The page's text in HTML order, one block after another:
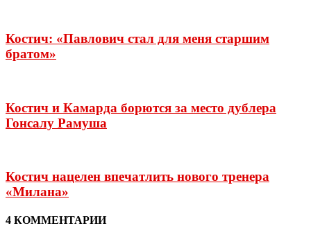
Костич: «Павлович стал для меня старшим
братом»
Костич и Камарда борются за место дублера
Гонсалу Рамуша
Костич нацелен впечатлить нового тренера
«Милана»
4 КОММЕНТАРИИ